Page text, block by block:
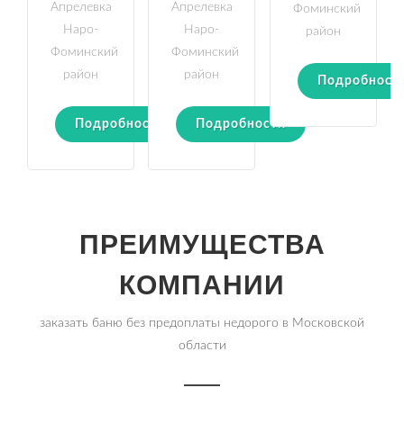
Апрелевка
Наро-
Фоминский
район
Подробности
Апрелевка
Наро-
Фоминский
район
Подробности
Фоминский
район
ПРЕИМУЩЕСТВА
КОМПАНИИ
заказать баню без предоплаты недорого в Московской
области